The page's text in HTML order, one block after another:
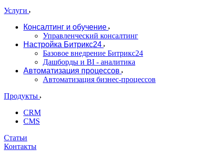
Услуги
Консалтинг и обучение
Управленческий консалтинг
Настройка Битрикс24
Базовое внедрение Битрикс24
Дашборды и BI - аналитика
Автоматизация процессов
Автоматизация бизнес-процессов
Продукты
CRM
CMS
Статьи
Контакты